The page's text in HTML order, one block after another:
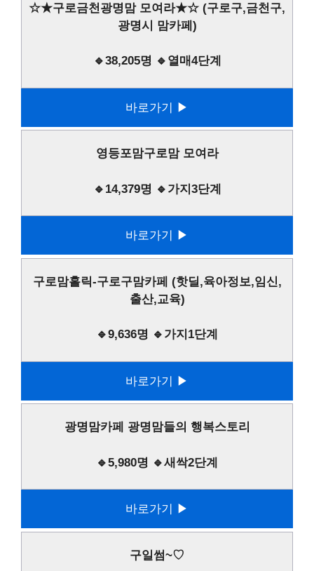
☆★구로금천광명맘 모여라★☆ (구로구,금천구,
광명시 맘카페)
🔹38,205명 🔹열매4단계
바로가기 ▶
영등포맘구로맘 모여라
🔹14,379명 🔹가지3단계
바로가기 ▶
구로맘홀릭-구로구맘카페 (핫딜,육아정보,임신,
출산,교육)
🔹9,636명 🔹가지1단계
바로가기 ▶
광명맘카페 광명맘들의 행복스토리
🔹5,980명 🔹새싹2단계
바로가기 ▶
구일썸~♡